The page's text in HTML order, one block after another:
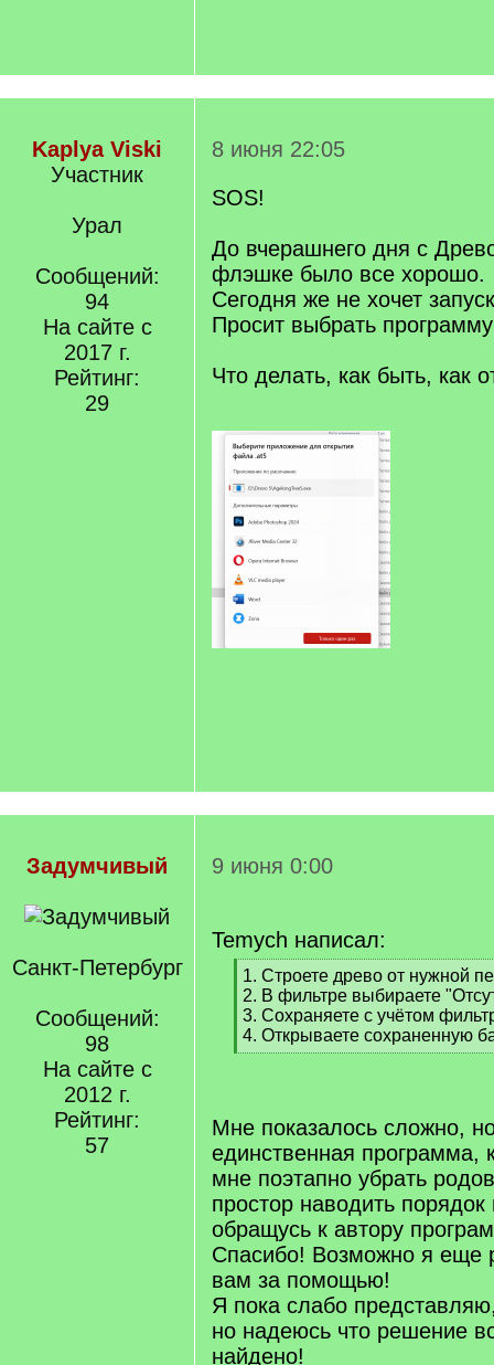
Kaplya Viski
Участник
Урал
Сообщений:
94
На сайте с
2017 г.
Рейтинг:
29
8 июня 22:05
SOS!
До вчерашнего дня с
флэшке было все хорошо.
Сегодня же не хочет
Просит выбрать
Что делать, как быть, как
Задумчивый
Санкт-Петербург
Сообщений:
98
На сайте с
2012 г.
Рейтинг:
57
9 июня 0:00
Temych написал:
[
q
]
1. Строете древо от нужной
2. В фильтре выбираете
3. Сохраняете с учётом
4. Открываете сохраненную
[
Мне показалось сложно,
единственная программа,
мне поэтапно убрать
простор наводить
обращусь к автору
Спасибо! Возможно я еще
вам за помощью!
Я пока слабо
но надеюсь что решение
найдено!